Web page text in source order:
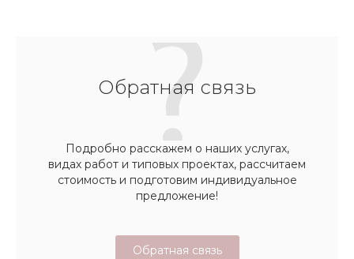
Обратная связь
Подробно расскажем о наших услугах,
видах работ и типовых проектах, рассчитаем
стоимость и подготовим индивидуальное
предложение!
Обратная связь